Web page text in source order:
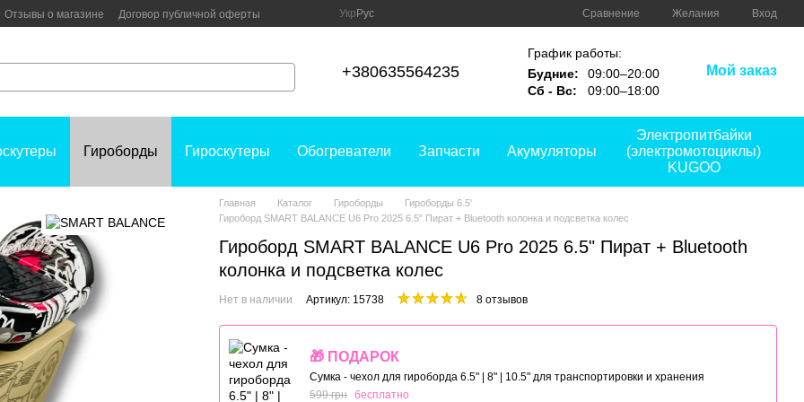
Отзывы о магазине Договор публичной оферты Укр Рус Сравнение Желания Вход
+380635564235
График работы:
Будние:
09:00–20:00
Сб - Вс:
09:00–18:00
Мой заказ
Гироборды Гироскутеры Обогреватели Запчасти Акумуляторы
Электропитбайки
(электромотоциклы)
KUGOO
Главная Каталог Гироборды
Гироборды 6.5'
Гироборд SMART BALANCE U6 Pro 2025 6.5" Пират + Bluetooth колонка и подсветка колес
Гироборд SMART BALANCE U6 Pro 2025 6.5" Пират + Bluetooth
колонка и подсветка колес
Нет в наличии Артикул: 15738 8 отзывов
🎁 ПОДАРОК
Сумка - чехол для гироборда 6.5" | 8" | 10.5" для транспортировки и хранения
599 грн бесплатно